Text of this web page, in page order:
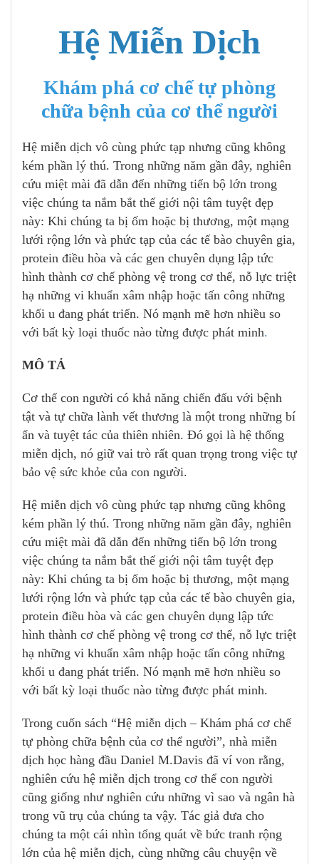
Hệ Miễn Dịch
Khám phá cơ chế tự phòng
chữa bệnh của cơ thể người
Hệ miễn dịch vô cùng phức tạp nhưng cũng không
kém phần lý thú. Trong những năm gần đây, nghiên
cứu miệt mài đã dẫn đến những tiến bộ lớn trong
việc chúng ta nắm bắt thế giới nội tâm tuyệt đẹp
này: Khi chúng ta bị ốm hoặc bị thương, một mạng
lưới rộng lớn và phức tạp của các tế bào chuyên gia,
protein điều hòa và các gen chuyên dụng lập tức
hình thành cơ chế phòng vệ trong cơ thể, nỗ lực triệt
hạ những vi khuẩn xâm nhập hoặc tấn công những
khối u đang phát triển. Nó mạnh mẽ hơn nhiều so
với bất kỳ loại thuốc nào từng được phát minh.
MÔ TẢ
Cơ thể con người có khả năng chiến đấu với bệnh
tật và tự chữa lành vết thương là một trong những bí
ẩn và tuyệt tác của thiên nhiên. Đó gọi là hệ thống
miễn dịch, nó giữ vai trò rất quan trọng trong việc tự
bảo vệ sức khỏe của con người.
Hệ miễn dịch vô cùng phức tạp nhưng cũng không
kém phần lý thú. Trong những năm gần đây, nghiên
cứu miệt mài đã dẫn đến những tiến bộ lớn trong
việc chúng ta nắm bắt thế giới nội tâm tuyệt đẹp
này: Khi chúng ta bị ốm hoặc bị thương, một mạng
lưới rộng lớn và phức tạp của các tế bào chuyên gia,
protein điều hòa và các gen chuyên dụng lập tức
hình thành cơ chế phòng vệ trong cơ thể, nỗ lực triệt
hạ những vi khuẩn xâm nhập hoặc tấn công những
khối u đang phát triển. Nó mạnh mẽ hơn nhiều so
với bất kỳ loại thuốc nào từng được phát minh.
Trong cuốn sách “Hệ miễn dịch – Khám phá cơ chế
tự phòng chữa bệnh của cơ thể người”, nhà miễn
dịch học hàng đầu Daniel M.Davis đã ví von rằng,
nghiên cứu hệ miễn dịch trong cơ thể con người
cũng giống như nghiên cứu những vì sao và ngân hà
trong vũ trụ của chúng ta vậy. Tác giả đưa cho
chúng ta một cái nhìn tổng quát về bức tranh rộng
lớn của hệ miễn dịch, cùng những câu chuyện về